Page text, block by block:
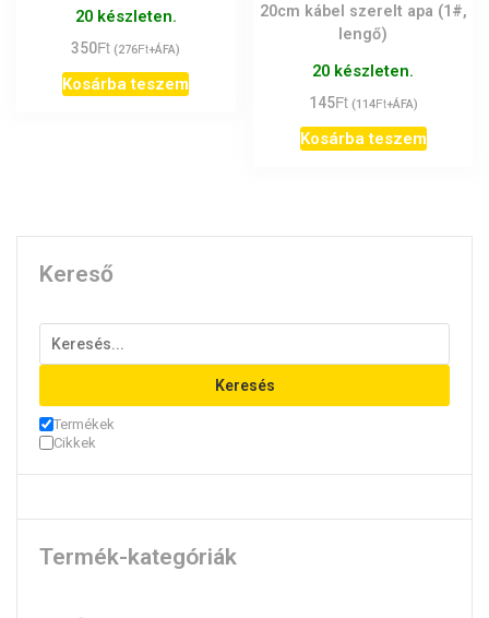
20 készleten.
350Ft (276Ft+ÁFA)
Kosárba teszem
20cm kábel szerelt apa (1#,
lengő)
20 készleten.
145Ft (114Ft+ÁFA)
Kosárba teszem
Kereső
Keresés
Termékek
Cikkek
Termék-kategóriák